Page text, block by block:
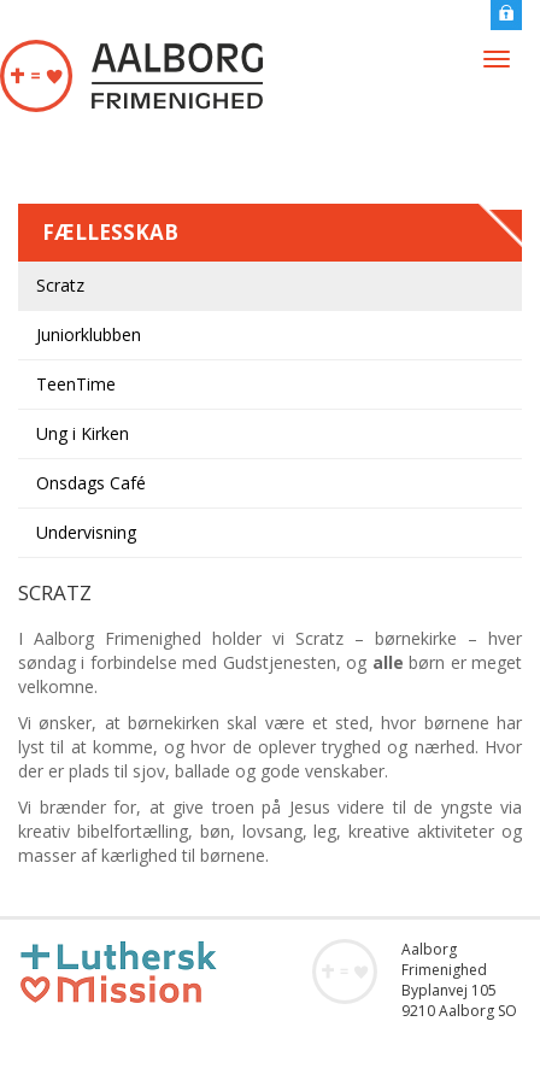
FÆLLESSKAB
Scratz
Juniorklubben
TeenTime
Ung i Kirken
Onsdags Café
Undervisning
SCRATZ
I Aalborg Frimenighed holder vi Scratz – børnekirke – hver
søndag i forbindelse med Gudstjenesten, og alle børn er meget
velkomne.
Vi ønsker, at børnekirken skal være et sted, hvor børnene har
lyst til at komme, og hvor de oplever tryghed og nærhed. Hvor
der er plads til sjov, ballade og gode venskaber.
Vi brænder for, at give troen på Jesus videre til de yngste via
kreativ bibelfortælling, bøn, lovsang, leg, kreative aktiviteter og
masser af kærlighed til børnene.
Aalborg
Frimenighed
Byplanvej 105
9210 Aalborg SO